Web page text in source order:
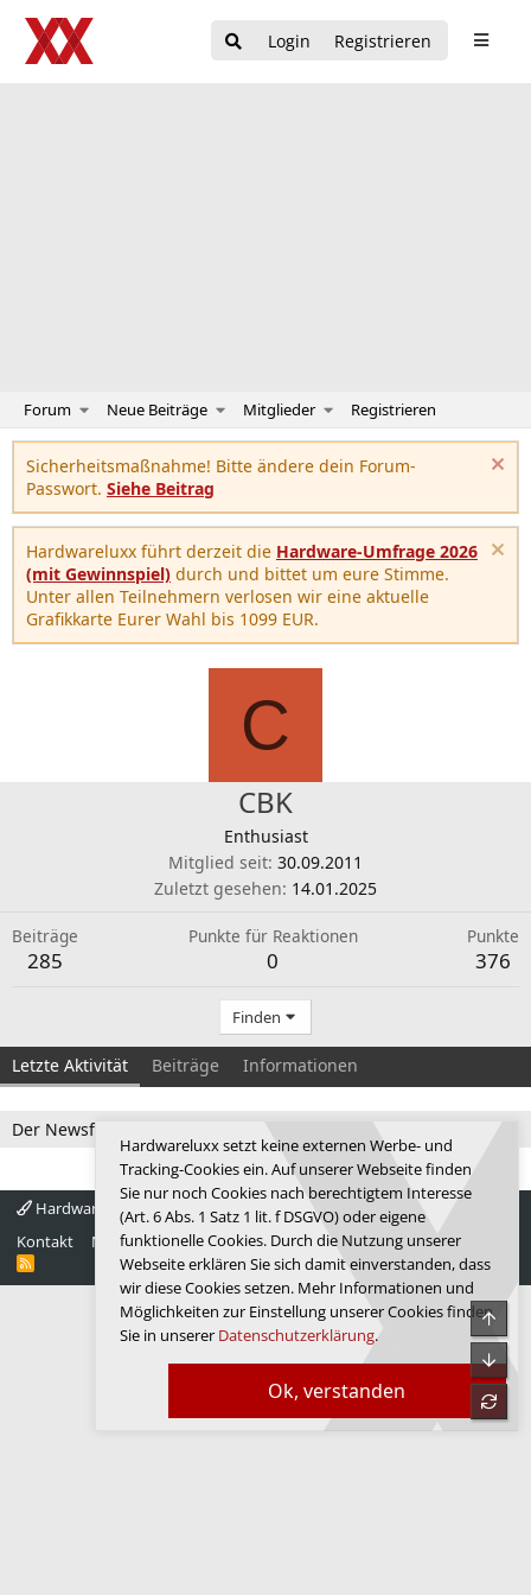
Login Registrieren
Forum Neue Beiträge Mitglieder Registrieren
Sicherheitsmaßnahme! Bitte ändere dein Forum-
Passwort. Siehe Beitrag
Hardwareluxx führt derzeit die Hardware-Umfrage 2026
(mit Gewinnspiel) durch und bittet um eure Stimme.
Unter allen Teilnehmern verlosen wir eine aktuelle
Grafikkarte Eurer Wahl bis 1099 EUR.
C
CBK
Enthusiast
Mitglied seit 30.09.2011
Zuletzt gesehen 14.01.2025
Beiträge
285
Punkte für Reaktionen
0
Punkte
376
Finden
Letzte Aktivität Beiträge Informationen
Der Newsfeed ist zur Zeit leer.
Hardwareluxx 4.0
Deutsch
Kontakt
Nutzungsbedingungen Datenschutz Hilfe Startseite
R
Ok, verstanden
Hardwareluxx setzt keine externen Werbe- und
Tracking-Cookies ein. Auf unserer Webseite finden
Sie nur noch Cookies nach berechtigtem Interesse
(Art. 6 Abs. 1 Satz 1 lit. f DSGVO) oder eigene
funktionelle Cookies. Durch die Nutzung unserer
Webseite erklären Sie sich damit einverstanden, dass
wir diese Cookies setzen. Mehr Informationen und
Möglichkeiten zur Einstellung unserer Cookies finden
Sie in unserer Datenschutzerklärung.